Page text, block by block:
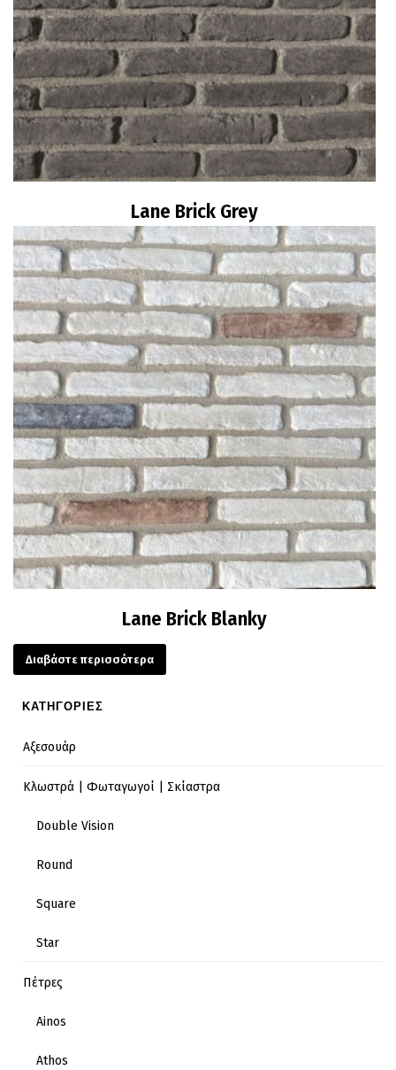
Lane Brick Grey
Διαβάστε περισσότερα
Lane Brick Blanky
Διαβάστε περισσότερα
ΚΑΤΗΓΟΡΙΕΣ
Αξεσουάρ
Κλωστρά | Φωταγωγοί | Σκίαστρα
Double Vision
Round
Square
Star
Πέτρες
Ainos
Athos